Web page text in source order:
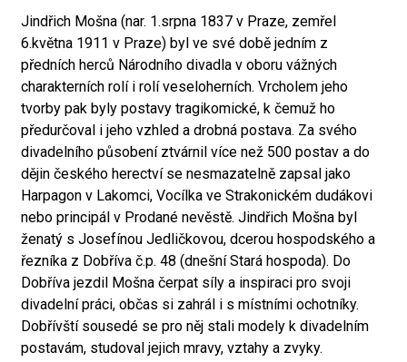
Jindřich Mošna (nar. 1.srpna 1837 v Praze, zemřel
6.května 1911 v Praze) byl ve své době jedním z
předních herců Národního divadla v oboru vážných
charakterních rolí i rolí veseloherních. Vrcholem jeho
tvorby pak byly postavy tragikomické, k čemuž ho
předurčoval i jeho vzhled a drobná postava. Za svého
divadelního působení ztvárnil více než 500 postav a do
dějin českého herectví se nesmazatelně zapsal jako
Harpagon v Lakomci, Vocílka ve Strakonickém dudákovi
nebo principál v Prodané nevěstě. Jindřich Mošna byl
ženatý s Josefínou Jedličkovou, dcerou hospodského a
řezníka z Dobříva č.p. 48 (dnešní Stará hospoda). Do
Dobříva jezdil Mošna čerpat síly a inspiraci pro svoji
divadelní práci, občas si zahrál i s místními ochotníky.
Dobřívští sousedé se pro něj stali modely k divadelním
postavám, studoval jejich mravy, vztahy a zvyky.